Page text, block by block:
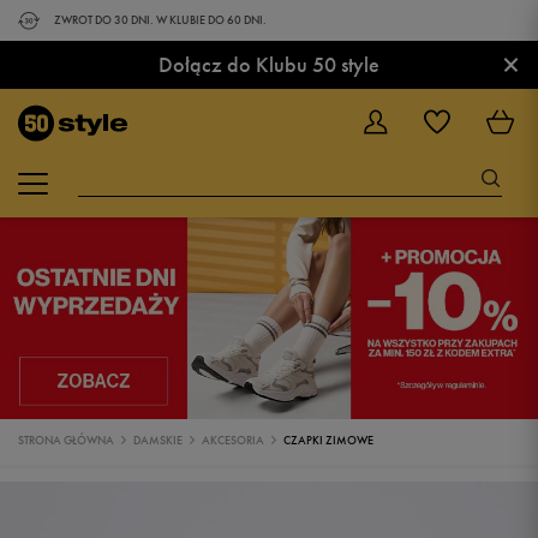
ZWROT DO 30 DNI. W KLUBIE DO 60 DNI.
Dołącz do Klubu 50 style ×
STRONA GŁÓWNA DAMSKIE AKCESORIA CZAPKI ZIMOWE